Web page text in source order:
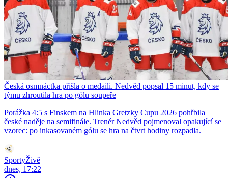
Česká osmnáctka přišla o medaili. Nedvěd popsal 15 minut, kdy se
týmu zhroutila hra po gólu soupeře
Porážka 4:5 s Finskem na Hlinka Gretzky Cupu 2026 pohřbila
české naděje na semifinále. Trenér Nedvěd pojmenoval opakující se
vzorec: po inkasovaném gólu se hra na čtvrt hodiny rozpadla.
SportyŽivě
dnes, 17:22